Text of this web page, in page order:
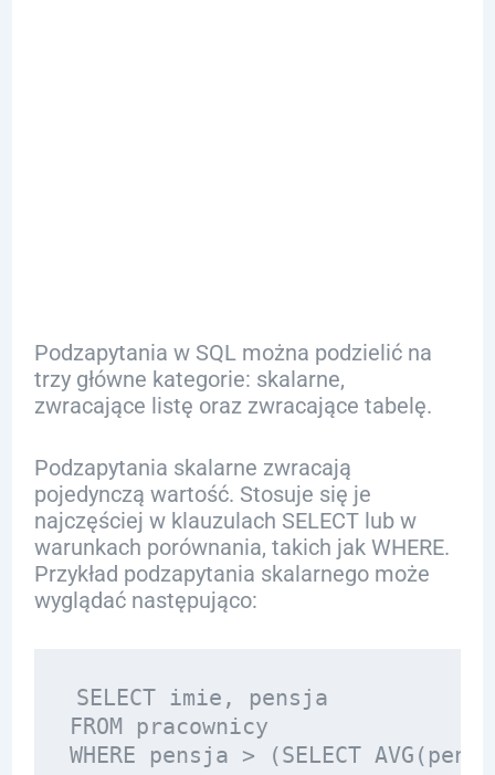
Podzapytania w SQL można podzielić na
trzy główne kategorie: skalarne,
zwracające listę oraz zwracające tabelę.
Podzapytania skalarne zwracają
pojedynczą wartość. Stosuje się je
najczęściej w klauzulach SELECT lub w
warunkach porównania, takich jak WHERE.
Przykład podzapytania skalarnego może
wyglądać następująco:
SELECT imie, pensja
FROM pracownicy